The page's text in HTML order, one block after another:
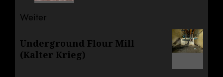
Weiter
Beitrag:
Underground Flour Mill
(Kalter Krieg)